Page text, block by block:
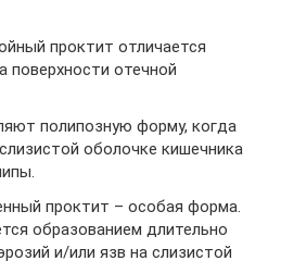
проктит отличается
поверхности отечной
полипозную форму, когда
оболочке кишечника
проктит – особая форма.
образованием длительно
и/или язв на слизистой